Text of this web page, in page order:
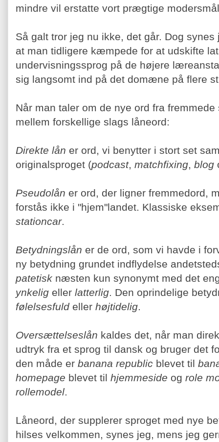
mindre vil erstatte vort prægtige
Så galt tror jeg nu ikke, det går. Dog
at man tidligere kæmpede for at udskifte
undervisningssprog på de højere
sig langsomt ind på det domæne på flere
Når man taler om de nye ord fra
mellem forskellige slags låneord:
Direkte lån er ord, vi benytter i stort set
originalsproget (podcast, matchfixing, blog
Pseudolån er ord, der ligner fremmedord,
forstås ikke i "hjem"landet. Klassiske
stationcar.
Betydningslån er de ord, som vi havde i
ny betydning grundet indflydelse
patetisk næsten kun synonymt med det
ynkelig eller latterlig. Den oprindelige
følelsesfuld eller højtidelig.
Oversættelseslån kaldes det, når man
udtryk fra et sprog til dansk og bruger det
den måde er banana republic blevet til
homepage blevet til hjemmeside og role
rollemodel.
Låneord, der supplerer sproget med nye
hilses velkommen, synes jeg, mens jeg